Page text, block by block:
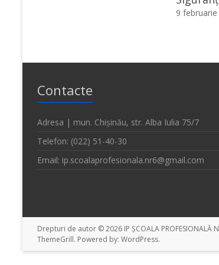
9 februarie
Contacte
Adresa | mun. Chișinău, str. Alba Iulia 75/7
Telefon: (022) 51-40-30
Email: ip.scoalaprofesionala.nr6@gmail.com
Drepturi de autor © 2026 IP ȘCOALA PROFESIONALĂ
ThemeGrill. Powered by: WordPress.